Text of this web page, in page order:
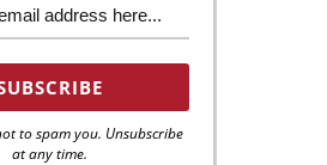
to spam you. Unsubscribe
at any time.